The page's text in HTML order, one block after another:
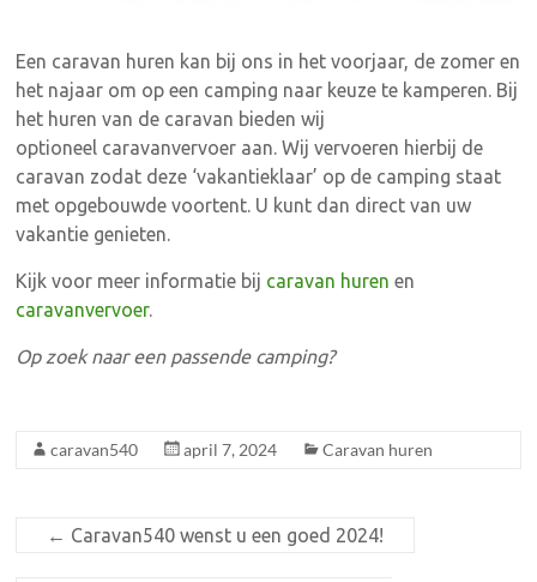
Een caravan huren kan bij ons in het voorjaar, de zomer en
het najaar om op een camping naar keuze te kamperen. Bij
het huren van de caravan bieden wij
optioneel caravanvervoer aan. Wij vervoeren hierbij de
caravan zodat deze ‘vakantieklaar’ op de camping staat
met opgebouwde voortent. U kunt dan direct van uw
vakantie genieten.
Kijk voor meer informatie bij caravan huren en
caravanvervoer.
Op zoek naar een passende camping?
caravan540 april 7, 2024 Caravan huren
← Caravan540 wenst u een goed 2024!